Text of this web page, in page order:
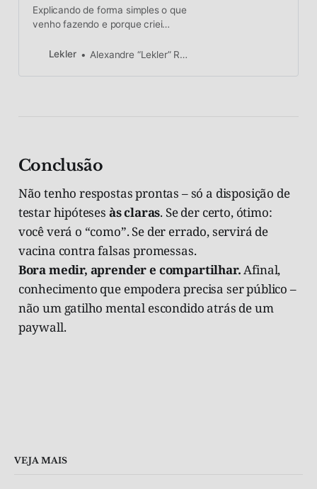
Explicando de forma simples o que
venho fazendo e porque criei
Lekler
Alexandre “Lekler” Rodrigues
Conclusão
Não tenho respostas prontas – só a disposição de
testar hipóteses às claras. Se der certo, ótimo:
você verá o “como”. Se der errado, servirá de
vacina contra falsas promessas.
Bora medir, aprender e compartilhar.Afinal,
conhecimento que empodera precisa ser público –
não um gatilho mental escondido atrás de um
paywall.
VEJA MAIS